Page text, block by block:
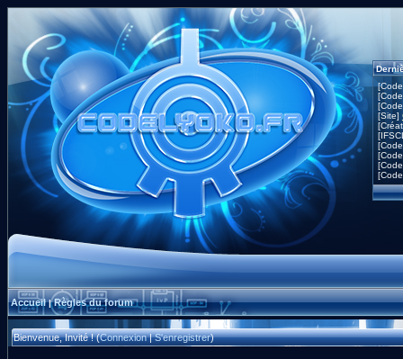
[Site]
Accueil|Règles du forum
Bienvenue, Invité ! (Connexion|S'enregistrer)